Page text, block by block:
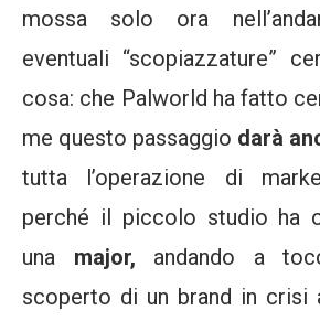
mossa solo ora
eventuali “scopiazzature”
cosa: che Palworld ha fatto
me questo passaggio darà
tutta l’operazione di
perché il piccolo studio ha
una major, andando a
scoperto di un brand in crisi